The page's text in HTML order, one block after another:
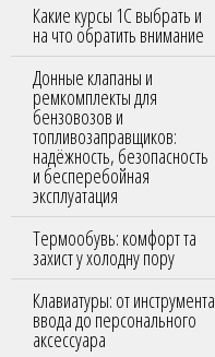
Какие курсы 1С выбрать и
на что обратить внимание
Донные клапаны и
ремкомплекты для
бензовозов и
топливозаправщиков:
надёжность, безопасность
и бесперебойная
эксплуатация
Термообувь: комфорт та
захист у холодну пору
Клавиатуры: от инструмента
ввода до персонального
аксессуара